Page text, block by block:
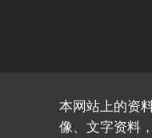
本网站上的资
像、文字资料